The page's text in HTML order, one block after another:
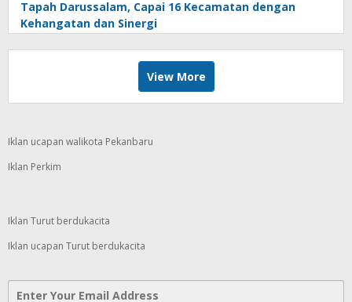
Tapah Darussalam, Capai 16 Kecamatan dengan
Kehangatan dan Sinergi
View More
Iklan ucapan walikota Pekanbaru
Iklan Perkim
Iklan Turut berdukacita
Iklan ucapan Turut berdukacita